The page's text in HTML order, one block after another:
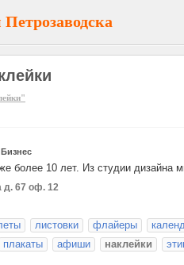
Бизнес
более 10 лет. Из студии
д. 67 оф. 12
листовки флайеры
плакаты афиши наклейки